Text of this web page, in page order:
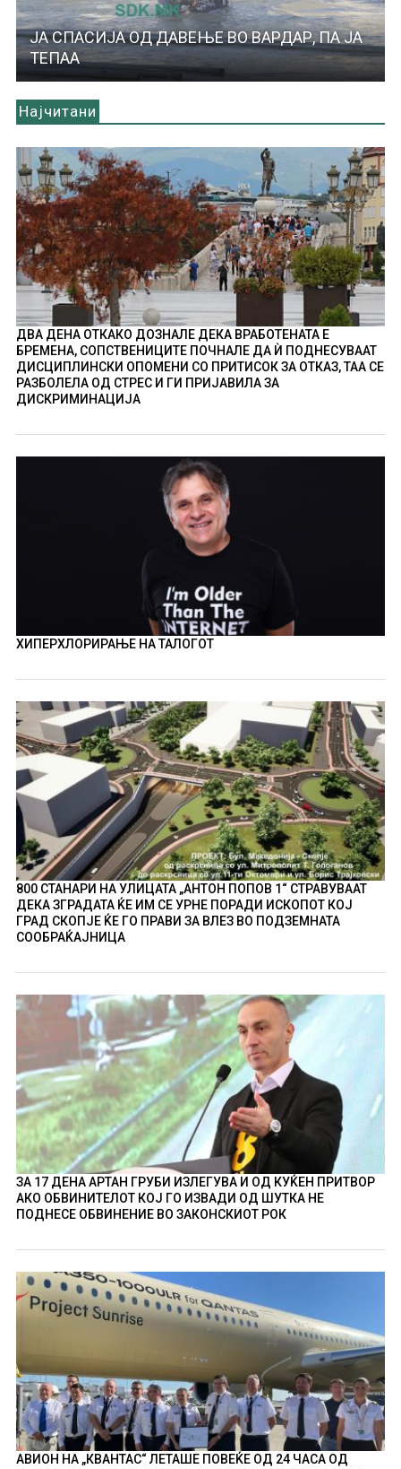
ЈА СПАСИЈА ОД ДАВЕЊЕ ВО ВАРДАР, ПА ЈА
ТЕПАА
Најчитани
ДВА ДЕНА ОТКАКО ДОЗНАЛЕ ДЕКА ВРАБОТЕНАТА Е
БРЕМЕНА, СОПСТВЕНИЦИТЕ ПОЧНАЛЕ ДА Ѝ ПОДНЕСУВААТ
ДИСЦИПЛИНСКИ ОПОМЕНИ СО ПРИТИСОК ЗА ОТКАЗ, ТАА СЕ
РАЗБОЛЕЛА ОД СТРЕС И ГИ ПРИЈАВИЛА ЗА
ДИСКРИМИНАЦИЈА
ХИПЕРХЛОРИРАЊЕ НА ТАЛОГОТ
800 СТАНАРИ НА УЛИЦАТА „АНТОН ПОПОВ 1“ СТРАВУВААТ
ДЕКА ЗГРАДАТА ЌЕ ИМ СЕ УРНЕ ПОРАДИ ИСКОПОТ КОЈ
ГРАД СКОПЈЕ ЌЕ ГО ПРАВИ ЗА ВЛЕЗ ВО ПОДЗЕМНАТА
СООБРАЌАЈНИЦА
ЗА 17 ДЕНА АРТАН ГРУБИ ИЗЛЕГУВА И ОД КУЌЕН ПРИТВОР
АКО ОБВИНИТЕЛОТ КОЈ ГО ИЗВАДИ ОД ШУТКА НЕ
ПОДНЕСЕ ОБВИНЕНИЕ ВО ЗАКОНСКИОТ РОК
АВИОН НА „КВАНТАС“ ЛЕТАШЕ ПОВЕЌЕ ОД 24 ЧАСА ОД